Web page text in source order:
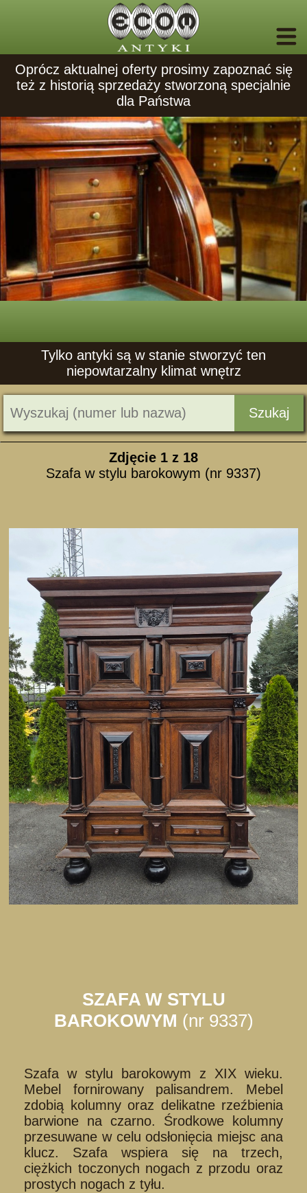
Oprócz aktualnej oferty prosimy zapoznać się
też z historią sprzedaży stworzoną specjalnie
dla Państwa
Tylko antyki są w stanie stworzyć ten
niepowtarzalny klimat wnętrz
Szukaj
Zdjęcie 1 z 18
Szafa w stylu barokowym (nr 9337)
SZAFA W STYLU
BAROKOWYM (nr 9337)
Szafa w stylu barokowym z XIX wieku.
Mebel fornirowany palisandrem. Mebel
zdobią kolumny oraz delikatne rzeźbienia
barwione na czarno. Środkowe kolumny
przesuwane w celu odsłonięcia miejsc ana
klucz. Szafa wspiera się na trzech,
ciężkich toczonych nogach z przodu oraz
prostych nogach z tyłu.